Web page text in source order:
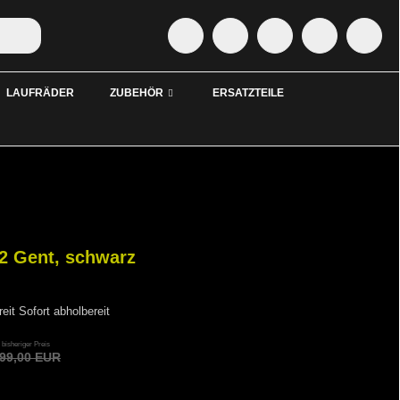
LAUFRÄDER ZUBEHÖR ERSATZTEILE
Gent, schwarz
Sofort abholbereit
bisheriger Preis
EUR